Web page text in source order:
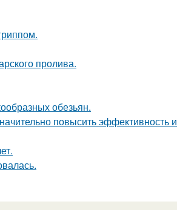
пролива.
обезьян.
повысить эффективность и